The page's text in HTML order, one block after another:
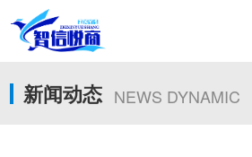
新闻动态 NEWS DYNAMIC